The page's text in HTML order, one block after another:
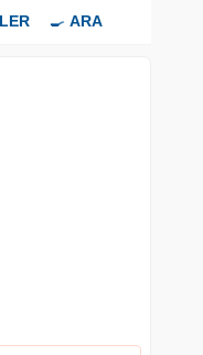
🍳 ARA